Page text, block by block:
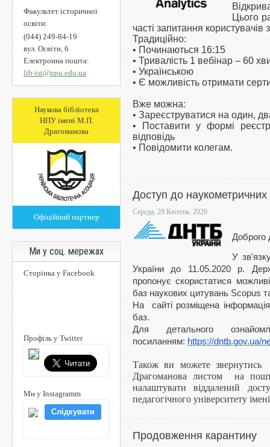
Факультет історичної
освіти:
(044) 249-84-19
вул. Освіти, 6
Електронна пошта:
lib-ist@npu.edu.ua
Наукова бібліотека
НПУ імені М.П.
Драгоманова
Офіційний партнер
Ми у соц. мережах
Сторінка у Facebook
Профіль у Twitter
Ми у Instagramm
Слідкувати
Цього
часті запитання
Традиційно:
• Починаються 16:15
• Тривалість 1 вебінар – 60
• Українською
• Є можливість отримати
Вже можна:
• Зареєструватися на один,
• Поставити у формі
відповідь
• Повідомити колегам.
Доступ до
Середа, 29 Квітень, 2020
Доброго
У
України до 11.05.2020р.
пропонує скористатися
баз наукових цитувань Scopus
На сайті розміщена
баз.
Для детального
посиланням: https://dntb.gov.ua/
Також ви можете
Драгоманова листом на
налаштувати віддалений
педагогічного університету
Продовження карантину